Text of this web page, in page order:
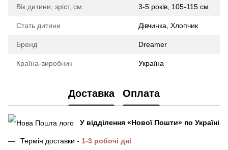
Вік дитини, зріст, см. 3-5 років, 105-115 см.
Стать дитини Дівчинка, Хлопчик
Бренд Dreamer
Країна-виробник Україна
Доставка Оплата
У відділення «Нової Пошти» по Україні
Термін доставки - 1-3 робочі дні